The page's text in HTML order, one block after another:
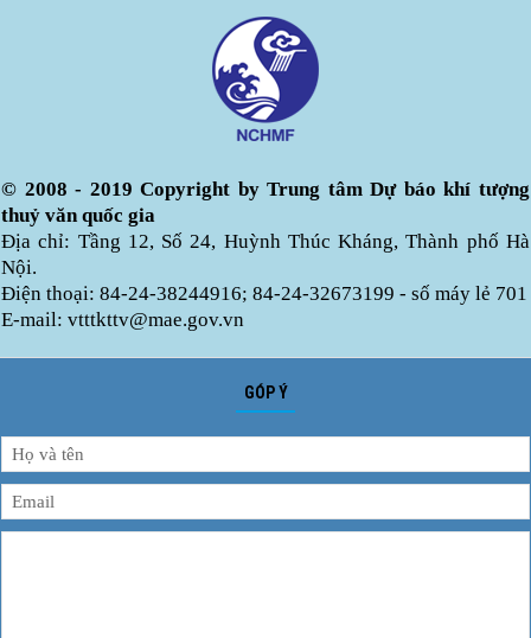
© 2008 - 2019 Copyright by Trung tâm Dự báo khí tượng
thuỷ văn quốc gia
Địa chỉ: Tầng 12, Số 24, Huỳnh Thúc Kháng, Thành phố Hà
Nội.
Điện thoại: 84-24-38244916; 84-24-32673199 - số máy lẻ 701
E-mail: vtttkttv@mae.gov.vn
GÓP Ý